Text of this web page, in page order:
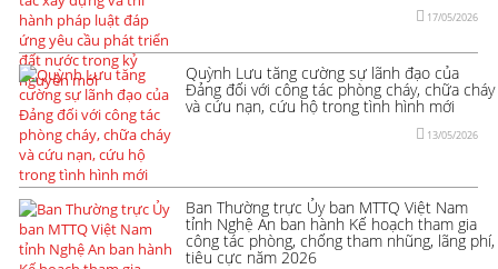
17/05/2026
Quỳnh Lưu tăng cường sự lãnh đạo của
Đảng đối với công tác phòng cháy, chữa cháy
và cứu nạn, cứu hộ trong tình hình mới
13/05/2026
Ban Thường trực Ủy ban MTTQ Việt Nam
tỉnh Nghệ An ban hành Kế hoạch tham gia
công tác phòng, chống tham nhũng, lãng phí,
tiêu cực năm 2026